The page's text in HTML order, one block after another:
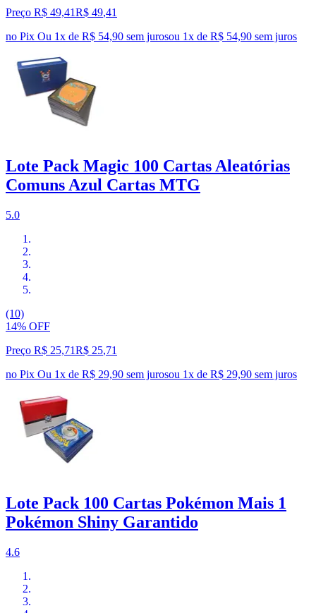
Preço R$ 49,41R$ 49,41
no Pix Ou 1x de R$ 54,90 sem jurosou 1x de R$ 54,90 sem juros
Lote Pack Magic 100 Cartas Aleatórias
Comuns Azul Cartas MTG
5.0
(10)
14% OFF
Preço R$ 25,71R$ 25,71
no Pix Ou 1x de R$ 29,90 sem jurosou 1x de R$ 29,90 sem juros
Lote Pack 100 Cartas Pokémon Mais 1
Pokémon Shiny Garantido
4.6